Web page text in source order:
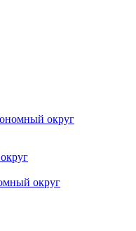
округ
округ